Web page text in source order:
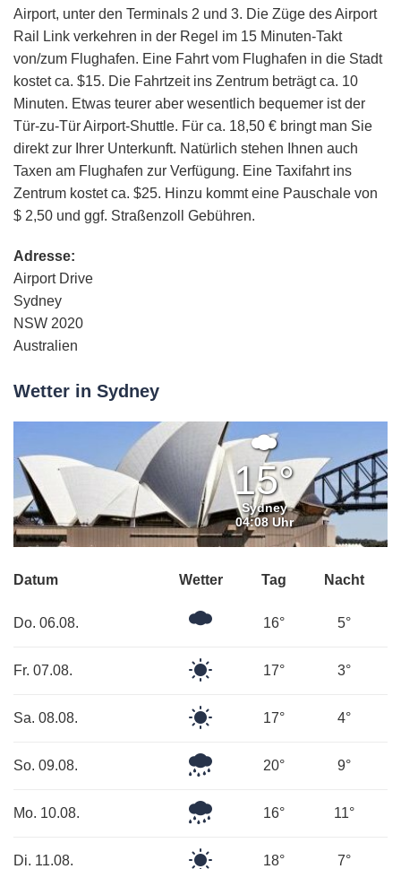
Airport, unter den Terminals 2 und 3. Die Züge des Airport
Rail Link verkehren in der Regel im 15 Minuten-Takt
von/zum Flughafen. Eine Fahrt vom Flughafen in die Stadt
kostet ca. $15. Die Fahrtzeit ins Zentrum beträgt ca. 10
Minuten. Etwas teurer aber wesentlich bequemer ist der
Tür-zu-Tür Airport-Shuttle. Für ca. 18,50 € bringt man Sie
direkt zur Ihrer Unterkunft. Natürlich stehen Ihnen auch
Taxen am Flughafen zur Verfügung. Eine Taxifahrt ins
Zentrum kostet ca. $25. Hinzu kommt eine Pauschale von
$ 2,50 und ggf. Straßenzoll Gebühren.
Adresse:
Airport Drive
Sydney
NSW 2020
Australien
Wetter in Sydney
Mäßig
bewölkt
15°
Sydney
04:08 Uhr
Datum Wetter Tag Nacht
Do. 06.08. 16° 5°
Fr. 07.08. 17° 3°
Sa. 08.08. 17° 4°
So. 09.08. 20° 9°
Mo. 10.08. 16° 11°
Di. 11.08. 18° 7°